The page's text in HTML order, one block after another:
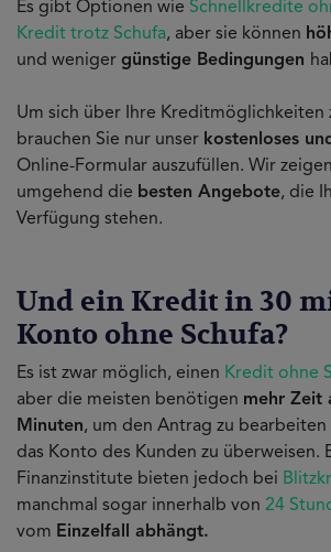
Es gibt Optionen wie Schnellkredite
Kredit trotz Schufa, aber sie können
und weniger günstige Bedingungen
Um sich über Ihre Kreditmöglichkeiten
brauchen Sie nur unser kostenloses
Online-Formular auszufüllen. Wir
umgehend die besten Angebote, die
Verfügung stehen.
Und ein Kredit in 30
Konto ohne Schufa?
Es ist zwar möglich, einen Kredit ohne
aber die meisten benötigen mehr Zeit
Minuten, um den Antrag zu bearbeiten
das Konto des Kunden zu überweisen.
Finanzinstitute bieten jedoch bei
manchmal sogar innerhalb von 24
vom Einzelfall abhängt.